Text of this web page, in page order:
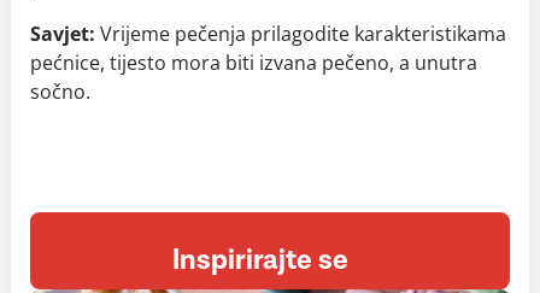
Savjet: Vrijeme pečenja prilagodite karakteristikama
pećnice, tijesto mora biti izvana pečeno, a unutra
sočno.
Inspirirajte se